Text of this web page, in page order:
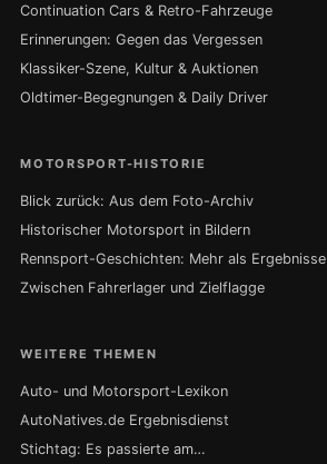
Continuation Cars & Retro-Fahrzeuge
Erinnerungen: Gegen das Vergessen
Klassiker-Szene, Kultur & Auktionen
Oldtimer-Begegnungen & Daily Driver
MOTORSPORT-HISTORIE
Blick zurück: Aus dem Foto-Archiv
Historischer Motorsport in Bildern
Rennsport-Geschichten: Mehr als Ergebnisse
Zwischen Fahrerlager und Zielflagge
WEITERE THEMEN
Auto- und Motorsport-Lexikon
AutoNatives.de Ergebnisdienst
Stichtag: Es passierte am…